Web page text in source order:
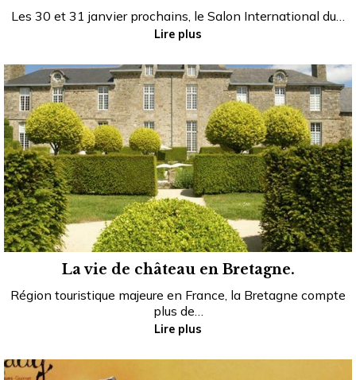
Les 30 et 31 janvier prochains, le Salon International du…
Lire plus
La vie de château en Bretagne.
Région touristique majeure en France, la Bretagne compte
plus de…
Lire plus